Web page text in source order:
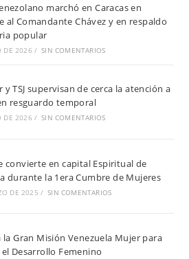
marchó en Caracas en
al Comandante Chávez y en respaldo
popular
DE 2026 / SIN COMENTARIOS
y TSJ supervisan de cerca la atención a
resguardo temporal
DE 2026 / SIN COMENTARIOS
convierte en capital Espiritual de
durante la 1era Cumbre de Mujeres
DE 2025 / SIN COMENTARIOS
la Gran Misión Venezuela Mujer para
Desarrollo Femenino